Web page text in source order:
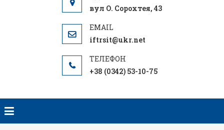
вул О. Сорохтея, 43
iftrsit@ukr.net
+38 (0342) 53-10-75